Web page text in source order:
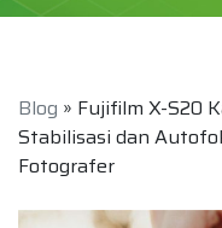
Blog » Fujifilm X-S20
Stabilisasi dan
Fotografer